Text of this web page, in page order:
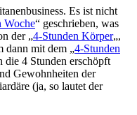
Es ist nicht
Woche“ geschrieben, was
der „4-Stunden Körper„,
dann mit dem „4-Stunden
die 4 Stunden erschöpft
Gewohnheiten der
(ja, so lautet der